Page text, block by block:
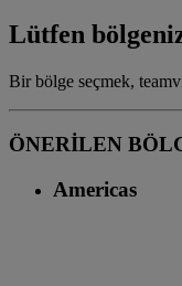
Lütfen
Bir bölge seçmek,
ÖNERİLEN
Americas